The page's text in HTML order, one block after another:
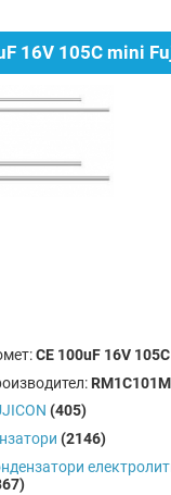
16V 105C mini
CE 100uF 16V
(405)
(2146)